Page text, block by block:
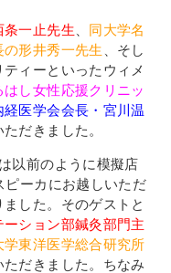
分〜17時30分)
条一止先生
同大学名
形井秀一先生 、そし
ィーといったウィメ
はし女性応援クリニッ
経医学会会長・宮川温
だきました。
以前のように模擬店
ピーカにお越しいただ
した。そのゲストと
ション部鍼灸部門主
学東洋医学総合研究所
ただきました。ちなみ